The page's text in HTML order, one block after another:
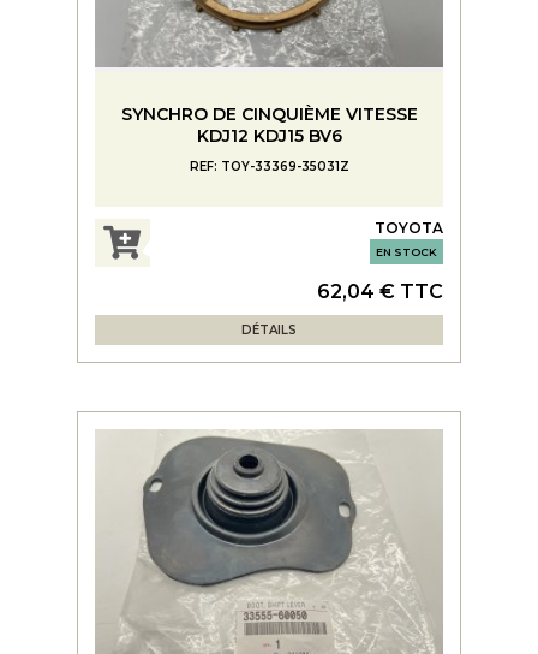
SYNCHRO DE CINQUIÈME VITESSE
KDJ12 KDJ15 BV6
REF: TOY-33369-35031Z
TOYOTA
EN STOCK
62,04 € TTC
DÉTAILS